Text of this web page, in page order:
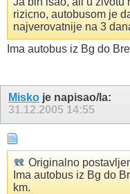
rizicno, autobusom je
najverovatnije na 3
Ima autobus iz Bg do
Misko je napisao/la:
31.12.2005 14:55
Originalno
Ima autobus iz Bg do
km.